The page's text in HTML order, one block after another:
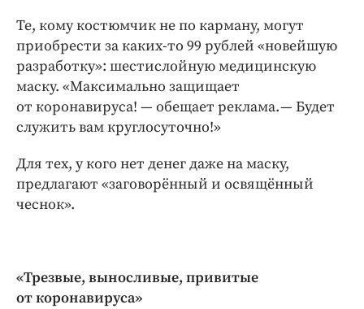
Те, кому костюмчик не по карману, могут
приобрести за каких-­то 99 руб­лей «новейшую
разработку»: ​шестислойную медицинскую
маску. «Максимально защищает
от коронавируса! — ​обещает реклама. — ​Будет
служить вам круглосуточно!»
Для тех, у кого нет денег даже на маску,
предлагают «заговорённый и освящённый
чеснок».
«Трезвые, выносливые, привитые
от коронавируса»